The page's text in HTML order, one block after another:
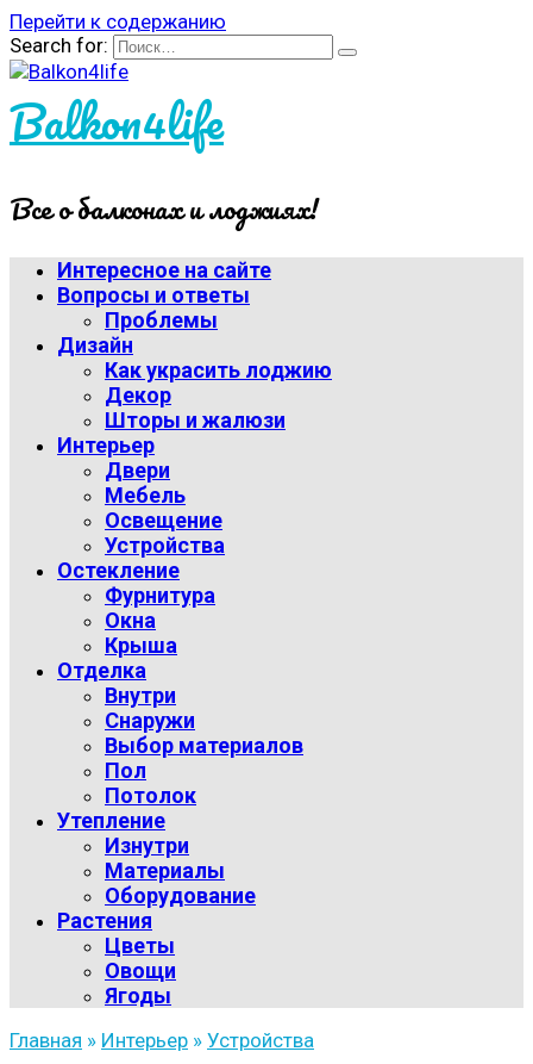
Перейти к содержанию
Search for:
Balkon4life
Все о балконах и лоджиях!
Интересное на сайте
Вопросы и ответы
Проблемы
Дизайн
Как украсить лоджию
Декор
Шторы и жалюзи
Интерьер
Двери
Мебель
Освещение
Устройства
Остекление
Фурнитура
Окна
Крыша
Отделка
Внутри
Снаружи
Выбор материалов
Пол
Потолок
Утепление
Изнутри
Материалы
Оборудование
Растения
Цветы
Овощи
Ягоды
Главная » Интерьер » Устройства